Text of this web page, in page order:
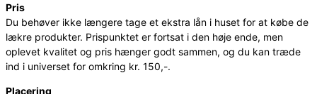
Pris
Du behøver ikke længere tage et ekstra lån i huset for at købe de
lækre produkter. Prispunktet er fortsat i den høje ende, men
oplevet kvalitet og pris hænger godt sammen, og du kan træde
ind i universet for omkring kr. 150,-.
Placering